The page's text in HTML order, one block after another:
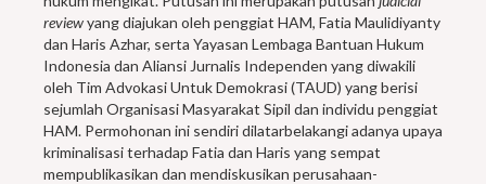
reviewyang diajukan oleh penggiat HAM, Fatia Maulidiyanty
dan Haris Azhar, serta Yayasan Lembaga Bantuan Hukum
Indonesia dan Aliansi Jurnalis Independen yang diwakili
oleh Tim Advokasi Untuk Demokrasi (TAUD) yang berisi
sejumlah Organisasi Masyarakat Sipil dan individu penggiat
HAM. Permohonan ini sendiri dilatarbelakangi adanya upaya
kriminalisasi terhadap Fatia dan Haris yang sempat
mempublikasikan dan mendiskusikan perusahaan-